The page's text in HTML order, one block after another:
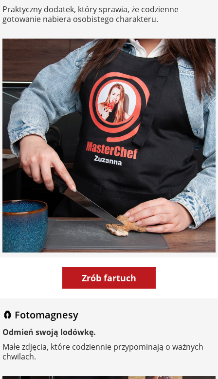
Praktyczny dodatek, który sprawia, że codzienne
gotowanie nabiera osobistego charakteru.
Zrób fartuch
🧲 Fotomagnesy
Odmień swoją lodówkę.
Małe zdjęcia, które codziennie przypominają o ważnych
chwilach.